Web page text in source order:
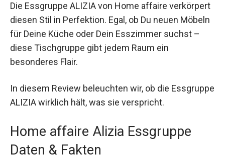
Die Essgruppe ALIZIA von Home affaire verkörpert
diesen Stil in Perfektion. Egal, ob Du neuen Möbeln
für Deine Küche oder Dein Esszimmer suchst –
diese Tischgruppe gibt jedem Raum ein
besonderes Flair.
In diesem Review beleuchten wir, ob die Essgruppe
ALIZIA wirklich hält, was sie verspricht.
Home affaire Alizia Essgruppe
Daten & Fakten